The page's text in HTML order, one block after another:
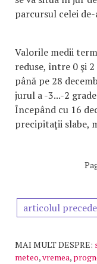
parcursul celei
Valorile medii
reduse, între 0 şi
până pe 28
jurul a -3...-2
Începând cu 16
precipitaţii slabe,
articolul
MAI MULT DESPRE:
meteo,vremea,